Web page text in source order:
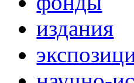
издания